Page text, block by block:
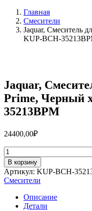
Главная
Смесители
Jaquar, Смеситель
KUP-BCH-
Jaquar,
Prime, Черный
35213BPM
24400,00₽
Количество
товара
Jaquar,
Смеситель
для
биде
Kubix
В корзину
Артикул: KUP-BCH-
Смесители
Описание
Детали